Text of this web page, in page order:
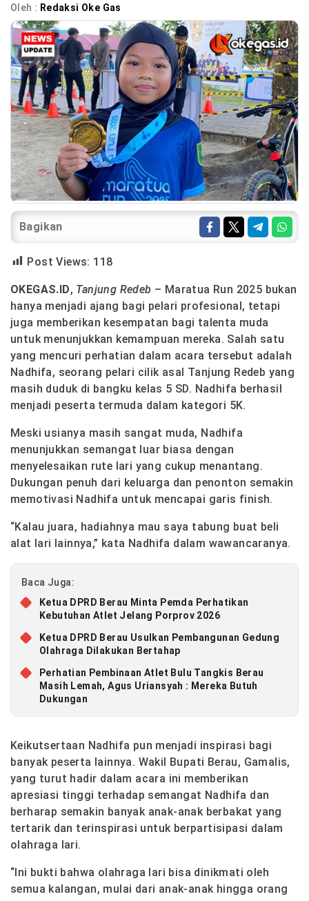
Oleh : Redaksi Oke Gas
Bagikan
Post Views: 118
OKEGAS.ID, Tanjung Redeb – Maratua Run 2025 bukan
hanya menjadi ajang bagi pelari profesional, tetapi
juga memberikan kesempatan bagi talenta muda
untuk menunjukkan kemampuan mereka. Salah satu
yang mencuri perhatian dalam acara tersebut adalah
Nadhifa, seorang pelari cilik asal Tanjung Redeb yang
masih duduk di bangku kelas 5 SD. Nadhifa berhasil
menjadi peserta termuda dalam kategori 5K.
Meski usianya masih sangat muda, Nadhifa
menunjukkan semangat luar biasa dengan
menyelesaikan rute lari yang cukup menantang.
Dukungan penuh dari keluarga dan penonton semakin
memotivasi Nadhifa untuk mencapai garis finish.
“Kalau juara, hadiahnya mau saya tabung buat beli
alat lari lainnya,” kata Nadhifa dalam wawancaranya.
Baca Juga:
Ketua DPRD Berau Minta Pemda Perhatikan
Kebutuhan Atlet Jelang Porprov 2026
Ketua DPRD Berau Usulkan Pembangunan Gedung
Olahraga Dilakukan Bertahap
Perhatian Pembinaan Atlet Bulu Tangkis Berau
Masih Lemah, Agus Uriansyah : Mereka Butuh
Dukungan
Keikutsertaan Nadhifa pun menjadi inspirasi bagi
banyak peserta lainnya. Wakil Bupati Berau, Gamalis,
yang turut hadir dalam acara ini memberikan
apresiasi tinggi terhadap semangat Nadhifa dan
berharap semakin banyak anak-anak berbakat yang
tertarik dan terinspirasi untuk berpartisipasi dalam
olahraga lari.
“Ini bukti bahwa olahraga lari bisa dinikmati oleh
semua kalangan, mulai dari anak-anak hingga orang